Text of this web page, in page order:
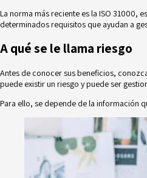
La norma más reciente es la ISO 31000,
determinados requisitos que ayudan a
A qué se le llama riesgo
Antes de conocer sus beneficios,
puede existir un riesgo y puede ser
Para ello, se depende de la información